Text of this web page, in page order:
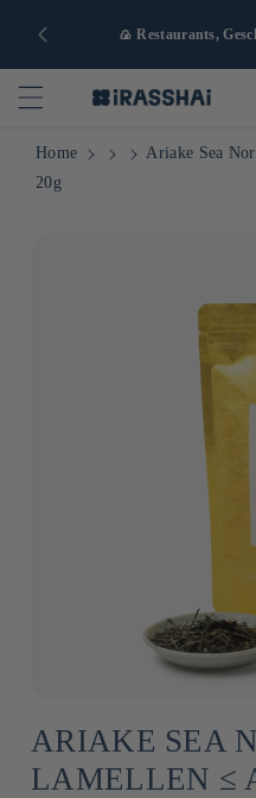
🍙 Restaurants,
Home
Ariake Sea
20g
ARIAKE SEA
LAMELLEN ≤